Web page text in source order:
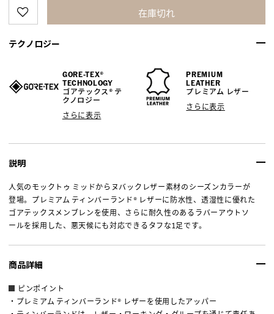
在庫切れ
テクノロジー
GORE-TEX®
TECHNOLOGY
ゴアテックス® テ
クノロジー
さらに表示
PREMIUM
LEATHER
プレミアム レザー
さらに表示
説明
人気のモックトゥ ミッドからヌバックレザー素材のシーズンカラーが
登場。プレミアム ティンバーランド® レザーに防水性、透湿性に優れた
ゴアテックスメンブレンを使用、さらに耐久性のあるラバーアウトソ
ールを採用した、悪天候にも対応できるタフな1足です。
商品詳細
ピンポイント
・プレミアム ティンバーランド® レザーを使用したアッパー